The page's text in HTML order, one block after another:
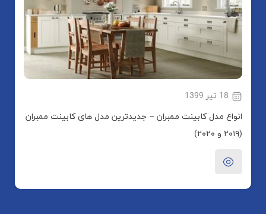
18 تیر 1399
انواع مدل کابینت ممبران – جدیدترین مدل های کابینت ممبران
(۲۰۱۹ و ۲۰۲۰)